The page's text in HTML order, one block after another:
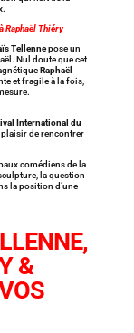
Raphaël Thiéry
Tellennepose un
Nul doute que cet
Raphaël
et fragile à la fois,
International du
plaisir de rencontrer
comédiens de la
la question
la position d’une
&